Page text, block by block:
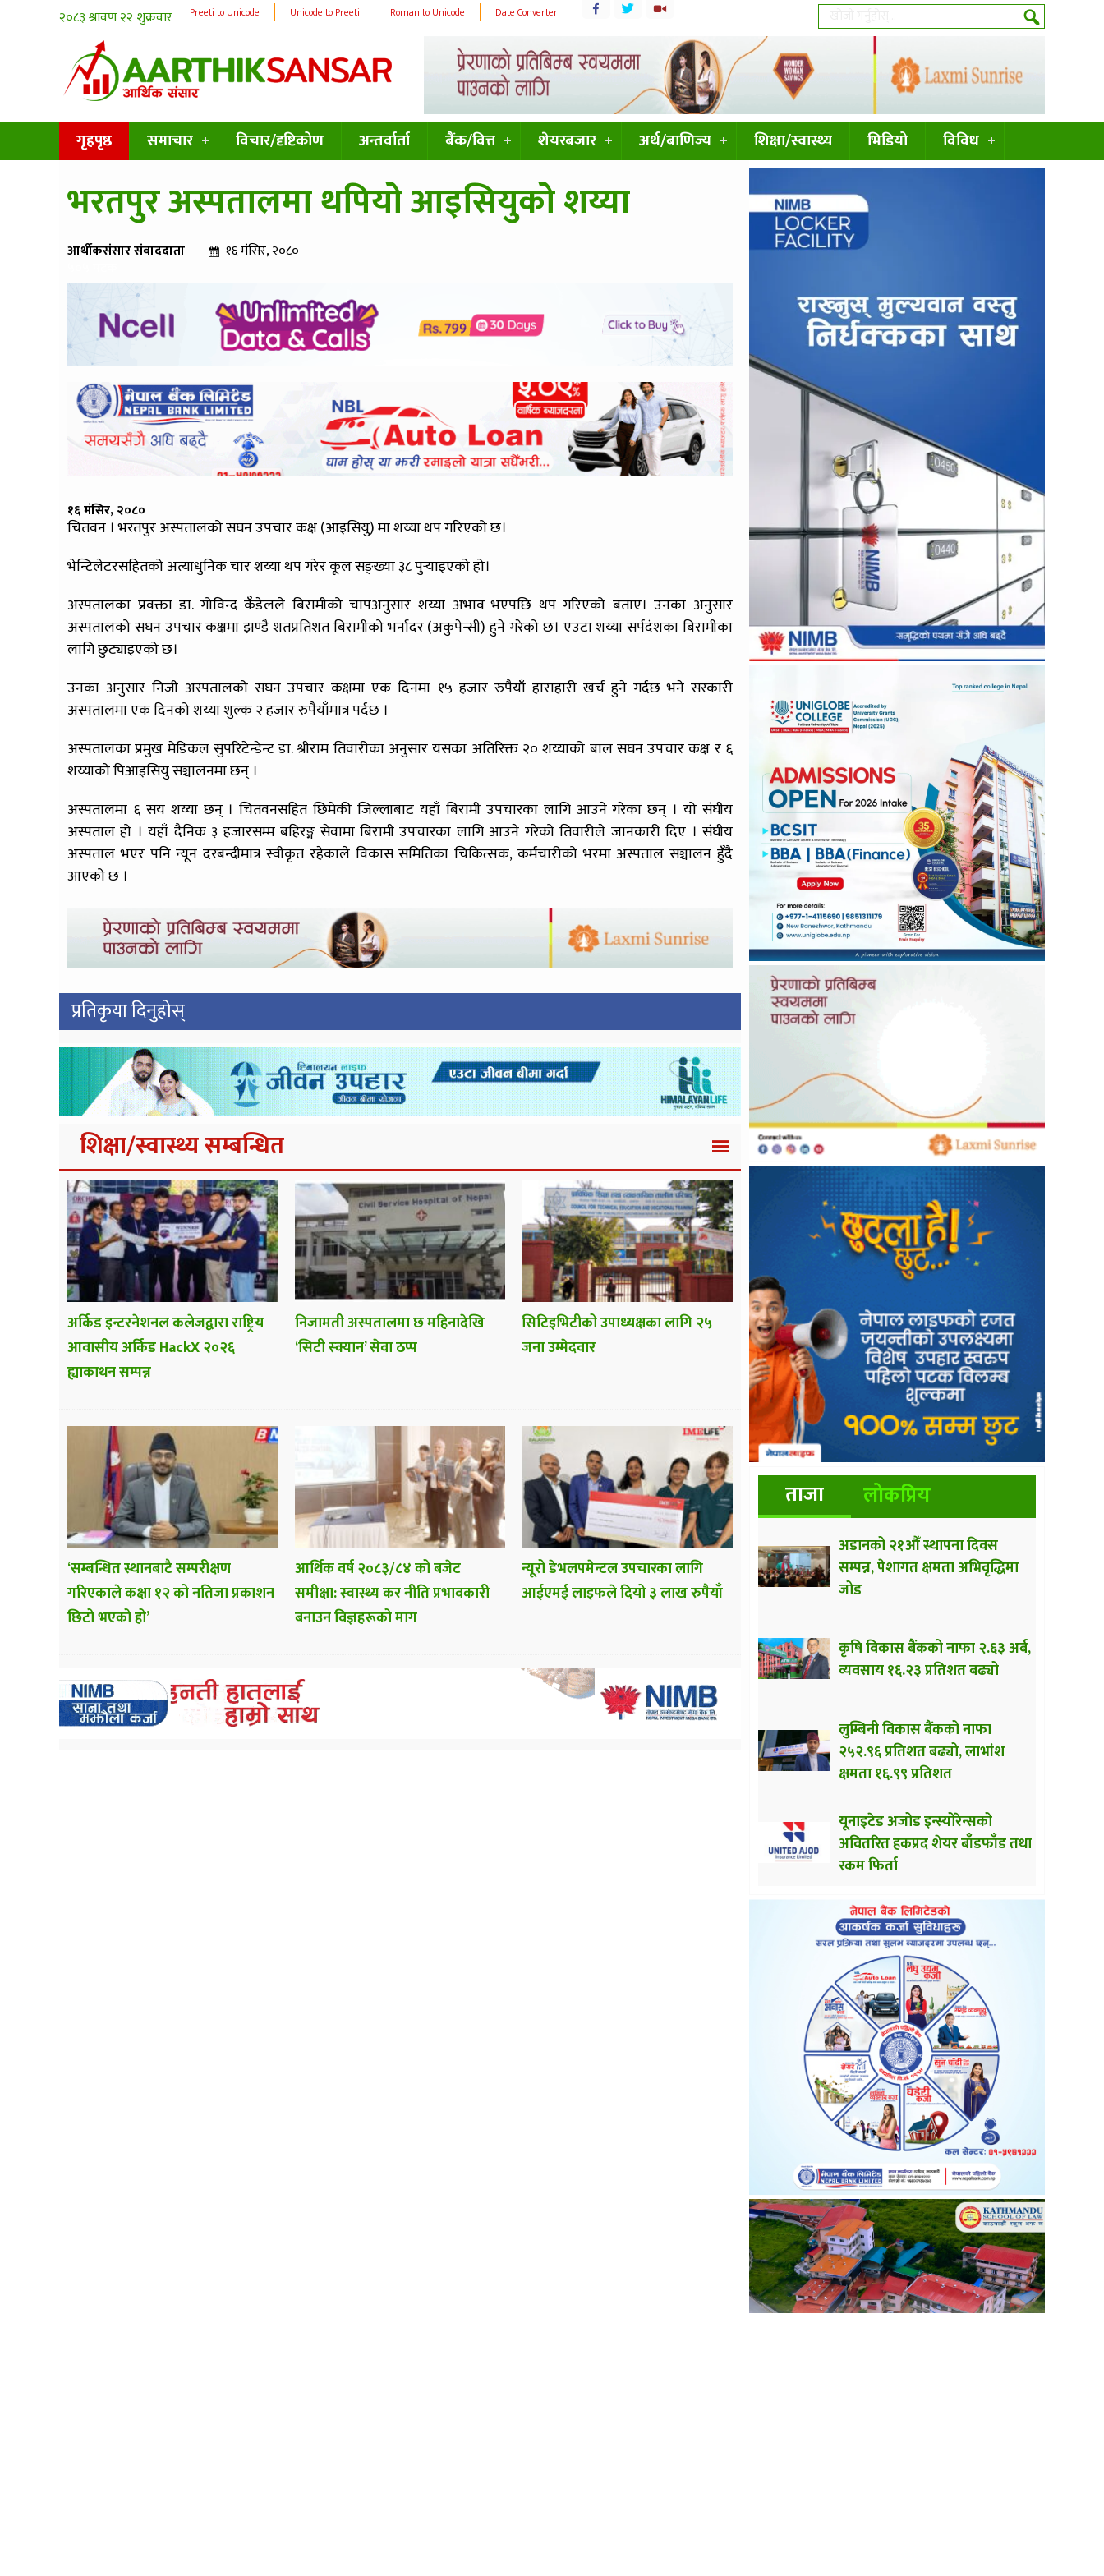
Preeti to Unicode Unicode to Preeti Roman to Unicode Date Converter
गृहपृष्ठ समाचार विचार/दृष्टिकोण अन्तर्वार्ता बैंक/वित्त शेयरबजार अर्थ/बाणिज्य शिक्षा/स्वास्थ्य भिडियो विविध
भरतपुर अस्पतालमा थपियो आइसियुको शय्या
आर्थीकसंसार संवाददाता १६ मंसिर, २०८०
१६ मंसिर, २०८०
चितवन । भरतपुर अस्पतालको सघन उपचार कक्ष (आइसियु) मा शय्या थप गरिएको छ।
भेन्टिलेटरसहितको अत्याधुनिक चार शय्या थप गरेर कूल सङ्ख्या ३८ पुर्‍याइएको हो।
अस्पतालका प्रवक्ता डा. गोविन्द कँडेलले बिरामीको चापअनुसार शय्या अभाव भएपछि थप गरिएको बताए। उनका अनुसार
अस्पतालको सघन उपचार कक्षमा झण्डै शतप्रतिशत बिरामीको भर्नादर (अकुपेन्सी) हुने गरेको छ। एउटा शय्या सर्पदंशका बिरामीका
लागि छुट्याइएको छ।
उनका अनुसार निजी अस्पतालको सघन उपचार कक्षमा एक दिनमा १५ हजार रुपैयाँ हाराहारी खर्च हुने गर्दछ भने सरकारी
अस्पतालमा एक दिनको शय्या शुल्क २ हजार रुपैयाँमात्र पर्दछ ।
अस्पतालका प्रमुख मेडिकल सुपरिटेन्डेन्ट डा. श्रीराम तिवारीका अनुसार यसका अतिरिक्त २० शय्याको बाल सघन उपचार कक्ष र ६
शय्याको पिआइसियु सञ्चालनमा छन् ।
अस्पतालमा ६ सय शय्या छन् । चितवनसहित छिमेकी जिल्लाबाट यहाँ बिरामी उपचारका लागि आउने गरेका छन् । यो संघीय
अस्पताल हो । यहाँ दैनिक ३ हजारसम्म बहिरङ्ग सेवामा बिरामी उपचारका लागि आउने गरेको तिवारीले जानकारी दिए । संघीय
अस्पताल भएर पनि न्यून दरबन्दीमात्र स्वीकृत रहेकाले विकास समितिका चिकित्सक, कर्मचारीको भरमा अस्पताल सञ्चालन हुँदै
आएको छ ।
प्रतिकृया दिनुहोस्
शिक्षा/स्वास्थ्य सम्बन्धित
अर्किड इन्टरनेशनल कलेजद्वारा राष्ट्रिय
आवासीय अर्किड HackX २०२६
ह्याकाथन सम्पन्न
निजामती अस्पतालमा छ महिनादेखि
‘सिटी स्क्यान’ सेवा ठप्प
सिटिइभिटीको उपाध्यक्षका लागि २५
जना उम्मेदवार
‘सम्बन्धित स्थानबाटै सम्परीक्षण
गरिएकाले कक्षा १२ को नतिजा प्रकाशन
छिटो भएको हो’
आर्थिक वर्ष २०८३/८४ को बजेट
समीक्षा: स्वास्थ्य कर नीति प्रभावकारी
बनाउन विज्ञहरूको माग
न्यूरो डेभलपमेन्टल उपचारका लागि
आईएमई लाइफले दियो ३ लाख रुपैयाँ
ताजा लोकप्रिय
अडानको २१औँ स्थापना दिवस
सम्पन्न, पेशागत क्षमता अभिवृद्धिमा
जोड
कृषि विकास बैंकको नाफा २.६३ अर्ब,
व्यवसाय १६.२३ प्रतिशत बढ्यो
लुम्बिनी विकास बैंकको नाफा
२५२.९६ प्रतिशत बढ्यो, लाभांश
क्षमता १६.९९ प्रतिशत
यूनाइटेड अजोड इन्स्योरेन्सको
अवितरित हकप्रद शेयर बाँडफाँड तथा
रकम फिर्ता